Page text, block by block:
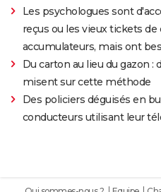
Les psychologues sont
reçus ou les vieux tickets
accumulateurs, mais ont
Du carton au lieu du gazon :
misent sur cette méthode
Des policiers déguisés en
conducteurs utilisant leur